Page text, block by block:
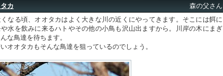
カ
森の父さん
る頃、オオタカはよく大きな川の近くにやってきます。そこには餌に
水を飲みに来るハトやその他の小鳥も沢山出ますから。川岸の木にまぎ
な鳥達を待ちます。
オタカもそんな鳥達を狙っているのでしょう。